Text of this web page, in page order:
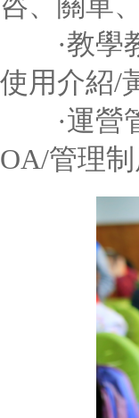
·教學教
使用介紹/
·運營管
OA/管理